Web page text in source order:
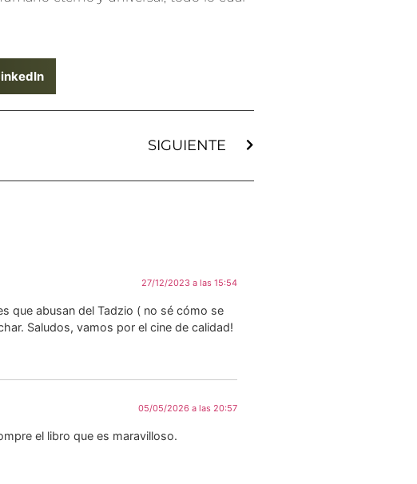
SIGUIENTE
27/12/2023 a las 15:54
que abusan del Tadzio ( no sé cómo se
Saludos, vamos por el cine de calidad!
05/05/2026 a las 20:57
el libro que es maravilloso.